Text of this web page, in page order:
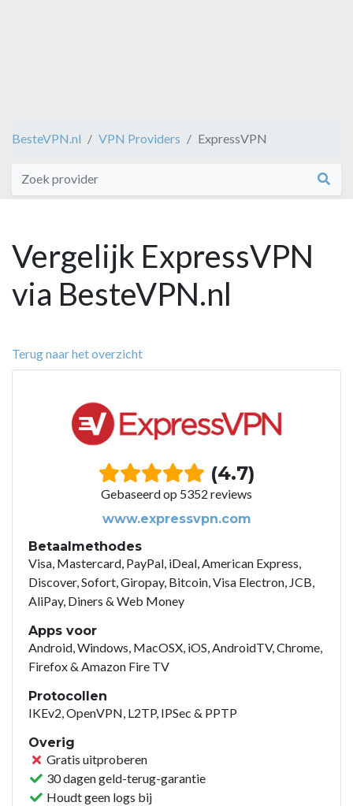
BesteVPN.nl VPN Providers ExpressVPN
Vergelijk ExpressVPN
via BesteVPN.nl
Terug naar het overzicht
(4.7)
Gebaseerd op 5352 reviews
www.expressvpn.com
Betaalmethodes
Visa, Mastercard, PayPal, iDeal, American Express,
Discover, Sofort, Giropay, Bitcoin, Visa Electron, JCB,
AliPay, Diners & Web Money
Apps voor
Android, Windows, MacOSX, iOS, AndroidTV, Chrome,
Firefox & Amazon Fire TV
Protocollen
IKEv2, OpenVPN, L2TP, IPSec & PPTP
Overig
Gratis uitproberen
30 dagen geld-terug-garantie
Houdt geen logs bij